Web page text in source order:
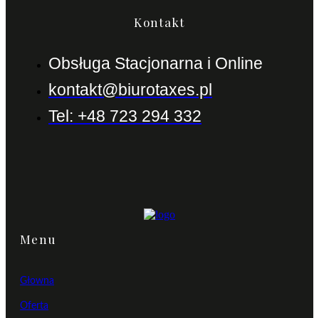
Kontakt
Obsługa Stacjonarna i Online
kontakt@biurotaxes.pl
Tel: +48 723 294 332
Menu
Głowna
Oferta